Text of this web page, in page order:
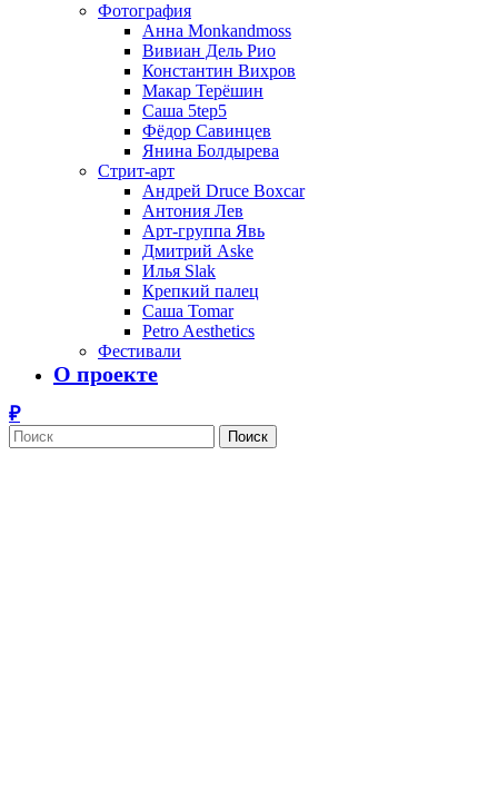
Фотография
Анна Monkandmoss
Вивиан Дель Рио
Константин Вихров
Макар Терёшин
Саша 5tep5
Фёдор Савинцев
Янина Болдырева
Стрит-арт
Андрей Druce Boxcar
Антония Лев
Арт-группа Явь
Дмитрий Aske
Илья Slak
Крепкий палец
Саша Tomar
Petro Aesthetics
Фестивали
О проекте
Поиск